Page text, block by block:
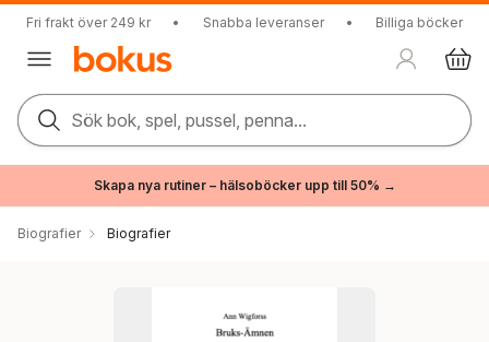
Fri frakt över 249 kr • Snabba leveranser • Billiga böcker
Sök bok, spel, pussel, penna...
Skapa nya rutiner – hälsoböcker upp till 50% →
Biografier Biografier